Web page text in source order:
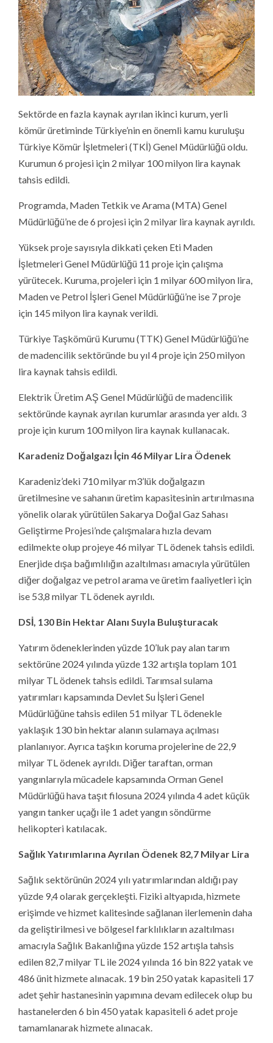
Sektörde en fazla kaynak ayrılan ikinci kurum, yerli
kömür üretiminde Türkiye’nin en önemli kamu kuruluşu
Türkiye Kömür İşletmeleri (TKİ) Genel Müdürlüğü oldu.
Kurumun 6 projesi için 2 milyar 100 milyon lira kaynak
tahsis edildi.
Programda, Maden Tetkik ve Arama (MTA) Genel
Müdürlüğü’ne de 6 projesi için 2 milyar lira kaynak ayrıldı.
Yüksek proje sayısıyla dikkati çeken Eti Maden
İşletmeleri Genel Müdürlüğü 11 proje için çalışma
yürütecek. Kuruma, projeleri için 1 milyar 600 milyon lira,
Maden ve Petrol İşleri Genel Müdürlüğü’ne ise 7 proje
için 145 milyon lira kaynak verildi.
Türkiye Taşkömürü Kurumu (TTK) Genel Müdürlüğü’ne
de madencilik sektöründe bu yıl 4 proje için 250 milyon
lira kaynak tahsis edildi.
Elektrik Üretim AŞ Genel Müdürlüğü de madencilik
sektöründe kaynak ayrılan kurumlar arasında yer aldı. 3
proje için kurum 100 milyon lira kaynak kullanacak.
Karadeniz Doğalgazı İçin 46 Milyar Lira Ödenek
Karadeniz’deki 710 milyar m3’lük doğalgazın
üretilmesine ve sahanın üretim kapasitesinin artırılmasına
yönelik olarak yürütülen Sakarya Doğal Gaz Sahası
Geliştirme Projesi’nde çalışmalara hızla devam
edilmekte olup projeye 46 milyar TL ödenek tahsis edildi.
Enerjide dışa bağımlılığın azaltılması amacıyla yürütülen
diğer doğalgaz ve petrol arama ve üretim faaliyetleri için
ise 53,8 milyar TL ödenek ayrıldı.
DSİ, 130 Bin Hektar Alanı Suyla Buluşturacak
Yatırım ödeneklerinden yüzde 10’luk pay alan tarım
sektörüne 2024 yılında yüzde 132 artışla toplam 101
milyar TL ödenek tahsis edildi. Tarımsal sulama
yatırımları kapsamında Devlet Su İşleri Genel
Müdürlüğüne tahsis edilen 51 milyar TL ödenekle
yaklaşık 130 bin hektar alanın sulamaya açılması
planlanıyor. Ayrıca taşkın koruma projelerine de 22,9
milyar TL ödenek ayrıldı. Diğer taraftan, orman
yangınlarıyla mücadele kapsamında Orman Genel
Müdürlüğü hava taşıt filosuna 2024 yılında 4 adet küçük
yangın tanker uçağı ile 1 adet yangın söndürme
helikopteri katılacak.
Sağlık Yatırımlarına Ayrılan Ödenek 82,7 Milyar Lira
Sağlık sektörünün 2024 yılı yatırımlarından aldığı pay
yüzde 9,4 olarak gerçekleşti. Fiziki altyapıda, hizmete
erişimde ve hizmet kalitesinde sağlanan ilerlemenin daha
da geliştirilmesi ve bölgesel farklılıkların azaltılması
amacıyla Sağlık Bakanlığına yüzde 152 artışla tahsis
edilen 82,7 milyar TL ile 2024 yılında 16 bin 822 yatak ve
486 ünit hizmete alınacak. 19 bin 250 yatak kapasiteli 17
adet şehir hastanesinin yapımına devam edilecek olup bu
hastanelerden 6 bin 450 yatak kapasiteli 6 adet proje
tamamlanarak hizmete alınacak.